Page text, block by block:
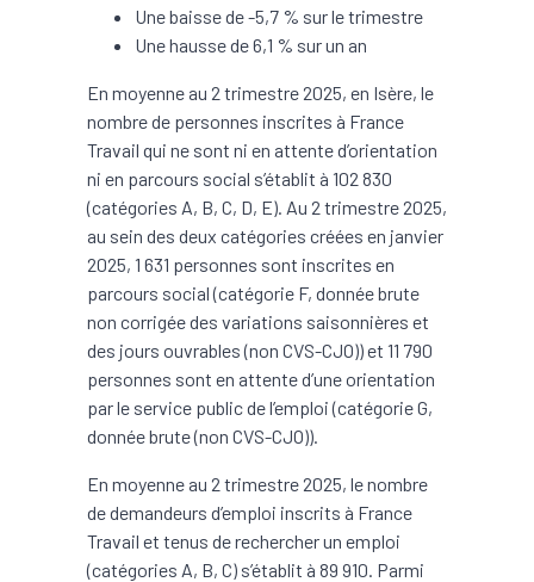
Une baisse de -5,7 % sur le trimestre
Une hausse de 6,1 % sur un an
En moyenne au 2 trimestre 2025, en Isère, le
nombre de personnes inscrites à France
Travail qui ne sont ni en attente d’orientation
ni en parcours social s’établit à 102 830
(catégories A, B, C, D, E). Au 2 trimestre 2025,
au sein des deux catégories créées en janvier
2025, 1 631 personnes sont inscrites en
parcours social (catégorie F, donnée brute
non corrigée des variations saisonnières et
des jours ouvrables (non CVS-CJO)) et 11 790
personnes sont en attente d’une orientation
par le service public de l’emploi (catégorie G,
donnée brute (non CVS-CJO)).
En moyenne au 2 trimestre 2025, le nombre
de demandeurs d’emploi inscrits à France
Travail et tenus de rechercher un emploi
(catégories A, B, C) s’établit à 89 910. Parmi